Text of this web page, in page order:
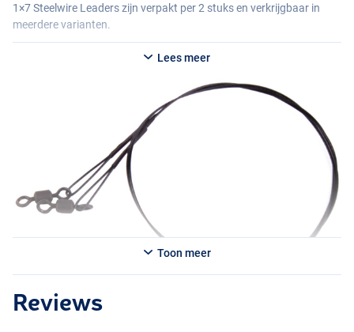
1×7 Steelwire Leaders zijn verpakt per 2 stuks en verkrijgbaar in
meerdere varianten.
Lees meer
Toon meer
Reviews